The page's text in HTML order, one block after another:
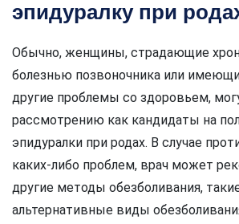
эпидуралку при
Обычно, женщины, страдающие
болезнью позвоночника или
другие проблемы со здоровьем,
рассмотрению как кандидаты на
эпидуралки при родах. В случае
каких-либо проблем, врач может
другие методы обезболивания,
альтернативные виды